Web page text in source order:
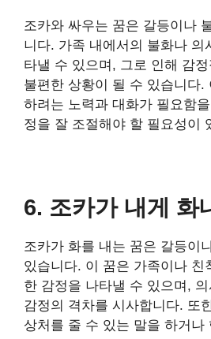
조카와 싸우는 꿈은 갈등이나
니다. 가족 내에서의 불화나 의
타낼 수 있으며, 그로 인해 감
불편한 상황이 될 수 있습니다.
하려는 노력과 대화가 필요함
정을 잘 조절해야 할 필요성이
6. 조카가 내게 화
조카가 화를 내는 꿈은 갈등이
있습니다. 이 꿈은 가족이나 친
한 감정을 나타낼 수 있으며,
감정의 격차를 시사합니다. 또
상처를 줄 수 있는 말을 하거나